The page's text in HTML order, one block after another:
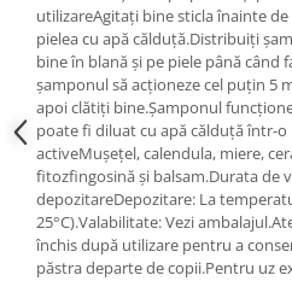
utilizareAgitați bine sticla înainte
pielea cu apă călduță.Distribuiți
bine în blană și pe piele până când
șamponul să acționeze cel puțin 5
apoi clătiți bine.Șamponul
poate fi diluat cu apă călduță într-
activeMușețel, calendula, miere,
fitozfingosină și balsam.Durata de
depozitareDepozitare: La
25°C).Valabilitate: Vezi
închis după utilizare pentru a
păstra departe de copii.Pentru uz